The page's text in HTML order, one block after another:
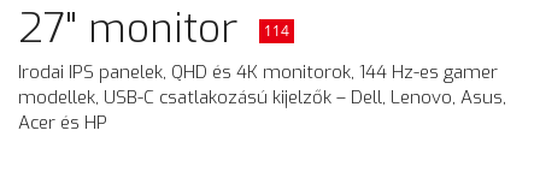
27" monitor 114
Irodai IPS panelek, QHD és 4K monitorok, 144 Hz-es gamer
modellek, USB-C csatlakozású kijelzők – Dell, Lenovo, Asus,
Acer és HP